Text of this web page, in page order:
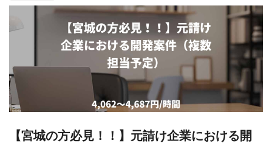
【宮城の方必見！！】元請け企業における開